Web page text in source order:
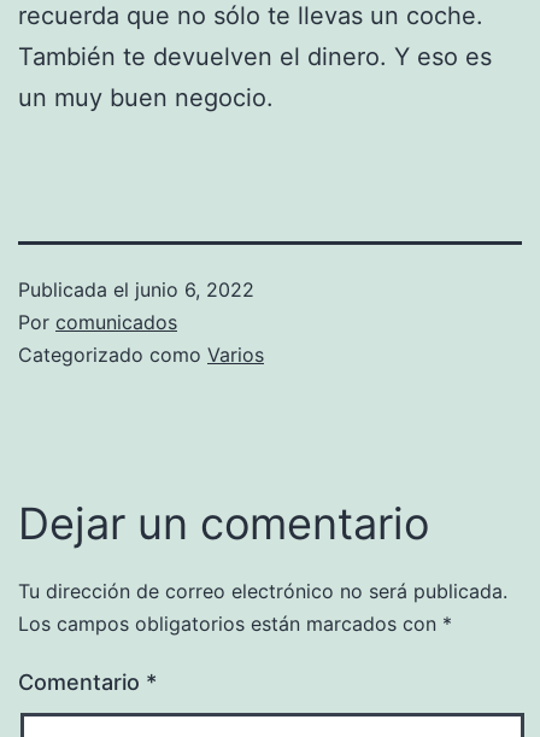
recuerda que no sólo te llevas un coche.
También te devuelven el dinero. Y eso es
un muy buen negocio.
Publicada el junio 6, 2022
Por comunicados
Categorizado como Varios
Dejar un comentario
Tu dirección de correo electrónico no será publicada.
Los campos obligatorios están marcados con *
Comentario *